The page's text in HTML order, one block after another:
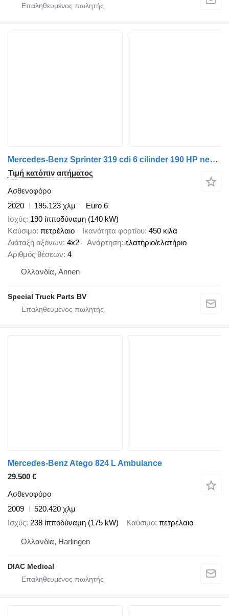
Mercedes-Benz Sprinter 319 cdi 6 cilinder 190 HP new modell 907
Τιμή κατόπιν αιτήματος
Ασθενοφόρο
2020
195.123 χλμ
Euro 6
Ισχύς 190 ίπποδύναμη (140 kW)
Καύσιμο πετρέλαιο Ικανότητα φορτίου 450 κιλά
Διάταξη αξόνων 4x2 Ανάρτηση ελατήριο/ελατήριο
Αριθμός θέσεων 4
Ολλανδία, Annen
Special Truck Parts BV
Mercedes-Benz Atego 824 L Ambulance
29.500 €
Ασθενοφόρο
2009
520.420 χλμ
Ισχύς 238 ίπποδύναμη (175 kW) Καύσιμο πετρέλαιο
Ολλανδία, Harlingen
DIAC Medical